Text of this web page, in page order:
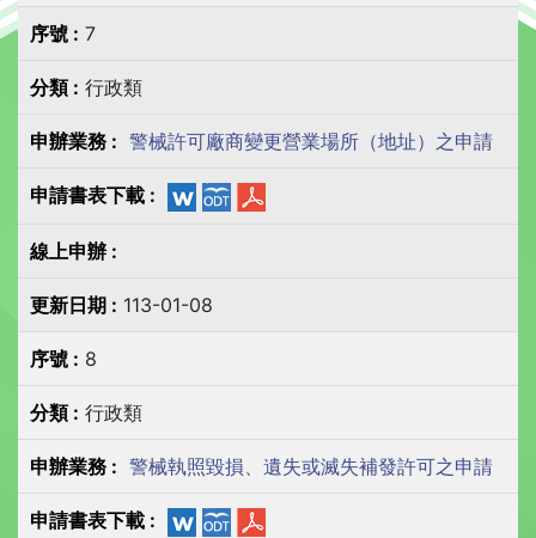
7
行政類
警械許可廠商變更營業場所（地址）之申請
113-01-08
8
行政類
警械執照毀損、遺失或滅失補發許可之申請